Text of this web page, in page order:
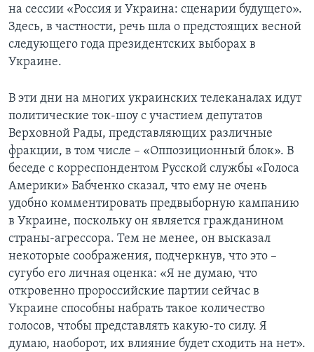
на сессии «Россия и Украина: сценарии будущего».
Здесь, в частности, речь шла о предстоящих весной
следующего года президентских выборах в
Украине.
В эти дни на многих украинских телеканалах идут
политические ток-шоу с участием депутатов
Верховной Рады, представляющих различные
фракции, в том числе – «Оппозиционный блок». В
беседе с корреспондентом Русской службы «Голоса
Америки» Бабченко сказал, что ему не очень
удобно комментировать предвыборную кампанию
в Украине, поскольку он является гражданином
страны-агрессора. Тем не менее, он высказал
некоторые соображения, подчеркнув, что это –
сугубо его личная оценка: «Я не думаю, что
откровенно пророссийские партии сейчас в
Украине способны набрать такое количество
голосов, чтобы представлять какую-то силу. Я
думаю, наоборот, их влияние будет сходить на нет».